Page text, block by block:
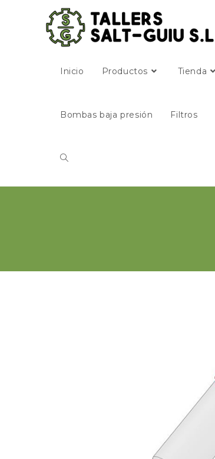
Inicio Productos Tienda
Bombas baja presión Filtros